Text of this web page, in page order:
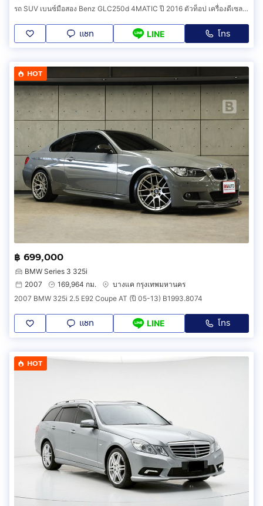
รถ SUV เบนซ์มือสอง Benz GLC250d 4MATIC ปี 2016 ตัวท็อป เครื่องดีเซล ไมล์แท้ 9X,XXX km. รับประกัน 2 ปี (รหัสสินค้า HHAA)
แชท LINE โทร
HOT
฿ 699,000
BMW Series 3 325i
2007
169,964 กม.
บางแค กรุงเทพมหานคร
2007 BMW 325i 2.5 E92 Coupe AT (ปี 05-13) B1993.8074
แชท LINE โทร
HOT